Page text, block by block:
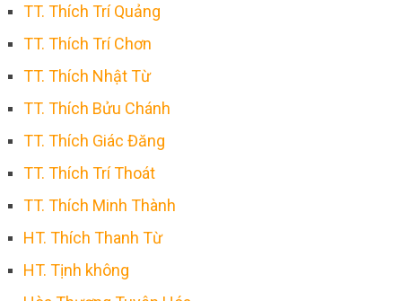
TT. Thích Trí Quảng
TT. Thích Trí Chơn
TT. Thích Nhật Từ
TT. Thích Bửu Chánh
TT. Thích Giác Đăng
TT. Thích Trí Thoát
TT. Thích Minh Thành
HT. Thích Thanh Từ
HT. Tịnh không